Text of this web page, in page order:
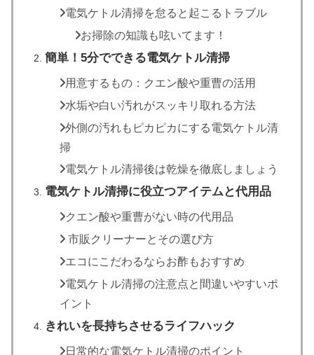
電気ケトル清掃を怠ると起こるトラブル
お掃除の知識も呟いてます！
簡単！5分でできる電気ケトル清掃
用意するもの：クエン酸や重曹の活用
水垢や白い汚れがスッキリ取れる方法
外側の汚れもピカピカにする電気ケトル清
掃
電気ケトル清掃後は乾燥を徹底しましょう
電気ケトル清掃に役立つアイテムと代用品
クエン酸や重曹がない時の代用品
市販クリーナーとその選び方
エコにこだわるならお酢もおすすめ
電気ケトル清掃の注意点と間違いやすいポ
イント
きれいを長持ちさせるライフハック
日常的な電気ケトル清掃のポイント